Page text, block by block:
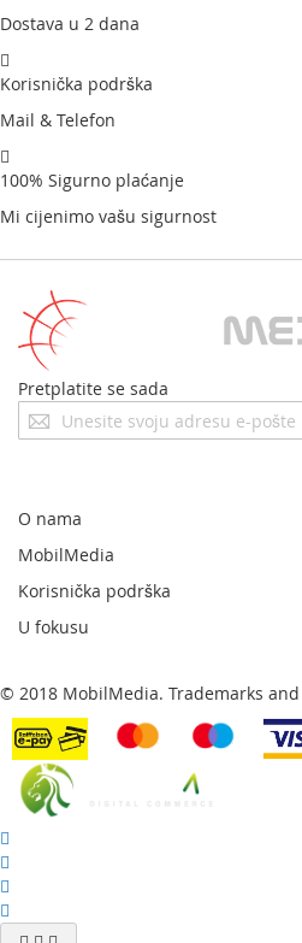
Dostava u 2 dana
Korisnička podrška
Mail & Telefon
100% Sigurno plaćanje
Mi cijenimo vašu sigurnost
Pretplatite se sada
Prijavite
se
newsletter:
O nama
MobilMedia
Korisnička podrška
U fokusu
© 2018 MobilMedia. Trademarks